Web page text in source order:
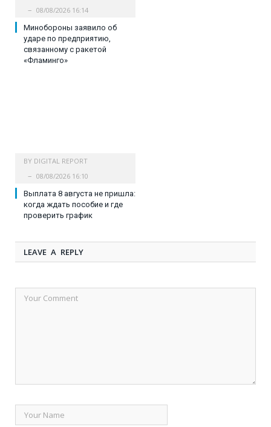
08/08/2026 16:14
Минобороны заявило об
ударе по предприятию,
связанному с ракетой
«Фламинго»
BY DIGITAL REPORT
08/08/2026 16:10
Выплата 8 августа не пришла:
когда ждать пособие и где
проверить график
LEAVE A REPLY